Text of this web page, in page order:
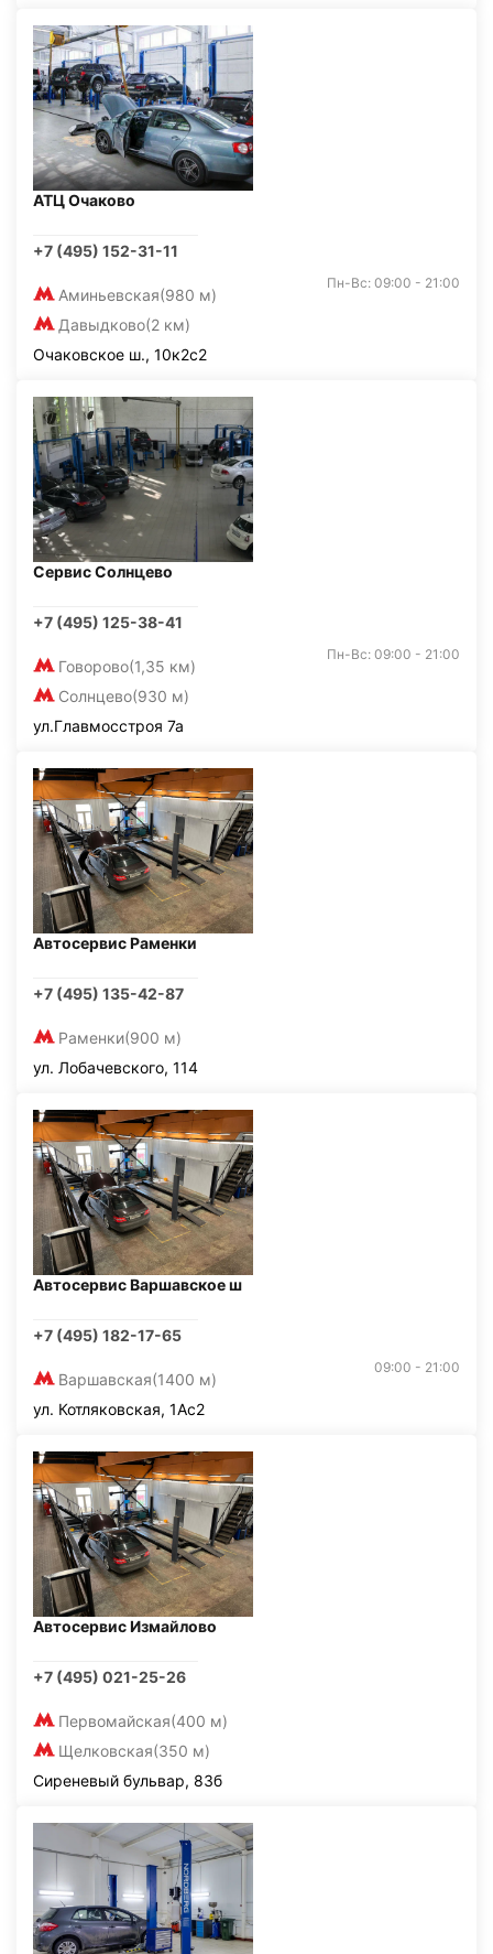
АТЦ Очаково
+7 (495) 152-31-11
Аминьевская(980 м)
Давыдково(2 км)
Пн-Вс: 09:00 - 21:00
Очаковское ш., 10к2с2
Сервис Солнцево
+7 (495) 125-38-41
Говорово(1,35 км)
Солнцево(930 м)
Пн-Вс: 09:00 - 21:00
ул.Главмосстроя 7а
Автосервис Раменки
+7 (495) 135-42-87
Раменки(900 м)
ул. Лобачевского, 114
Автосервис Варшавское ш
+7 (495) 182-17-65
Варшавская(1400 м)
09:00 - 21:00
ул. Котляковская, 1Ас2
Автосервис Измайлово
+7 (495) 021-25-26
Первомайская(400 м)
Щелковская(350 м)
Сиреневый бульвар, 83б